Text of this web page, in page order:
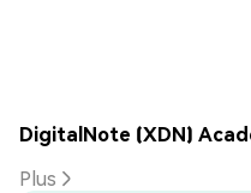
DigitalNote (XDN)
Plus